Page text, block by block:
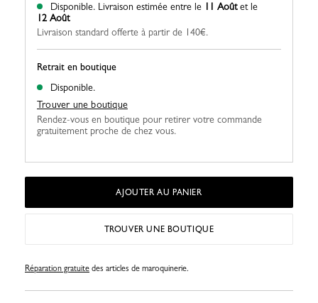
Retrait en boutique
Disponible.
Trouver une boutique
Rendez-vous en boutique pour retirer votre commande
gratuitement proche de chez vous.
Disponible. Livraison estimée entre le 11 Aoûtet le
12 Août
Livraison standard offerte à partir de 140€.
AJOUTER AU PANIER
TROUVER UNE BOUTIQUE
Réparation gratuite des articles de maroquinerie.